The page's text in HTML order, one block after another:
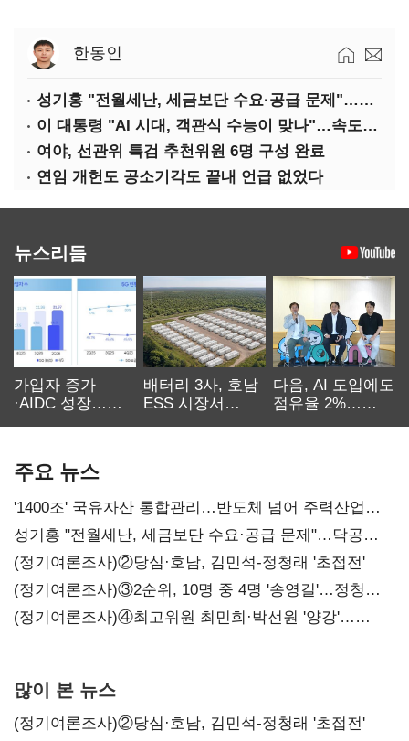
한동인
성기홍 "전월세난, 세금보단 수요·공급 문제"…닥공 시사
이 대통령 "AI 시대, 객관식 수능이 맞나"…속도전 '경계'
여야, 선관위 특검 추천위원 6명 구성 완료
연임 개헌도 공소기각도 끝내 언급 없었다
뉴스리듬
가입자 증가
·AIDC 성장…
배터리 3사, 호남
ESS 시장서
다음, AI 도입에도
점유율 2%…
주요 뉴스
'1400조' 국유자산 통합관리…반도체 넘어 주력산업
구조혁신
성기홍 "전월세난, 세금보단 수요·공급 문제"…닥공
시사
(정기여론조사)②당심·호남, 김민석-정청래 '초접전'
(정기여론조사)③2순위, 10명 중 4명 '송영길'…정청래
'한 자릿수'
(정기여론조사)④최고위원 최민희·박선원 '양강'…
많이 본 뉴스
(정기여론조사)②당심·호남, 김민석-정청래 '초접전'